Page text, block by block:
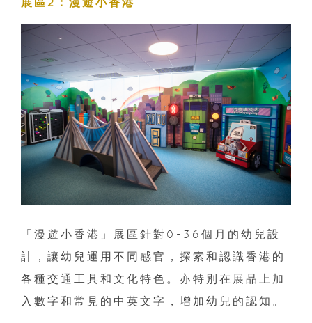
「漫遊小香港」展區針對0-36個月的幼兒設
計，讓幼兒運用不同感官，探索和認識香港的
各種交通工具和文化特色。亦特別在展品上加
入數字和常見的中英文字，增加幼兒的認知。